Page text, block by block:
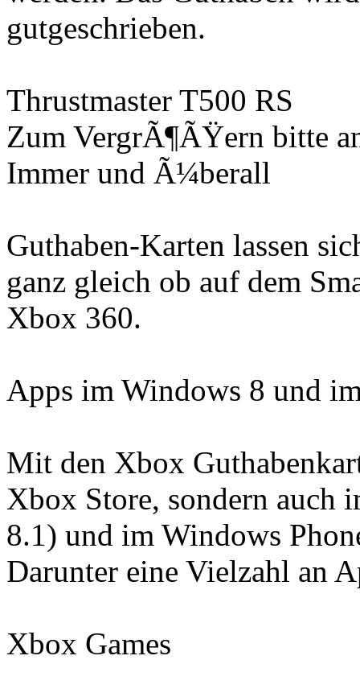
gutgeschrieben.
Thrustmaster T500 RS
Zum VergrÃ¶ÃŸern bitte
Immer und Ã¼berall
Guthaben-Karten lassen
ganz gleich ob auf dem
Xbox 360.
Apps im Windows 8 und
Mit den Xbox
Xbox Store, sondern auch
8.1) und im Windows
Darunter eine Vielzahl an
Xbox Games